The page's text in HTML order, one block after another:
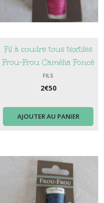
Fil à coudre tous textiles
Frou-Frou Camélia Foncé
FILS
2€50
AJOUTER AU PANIER